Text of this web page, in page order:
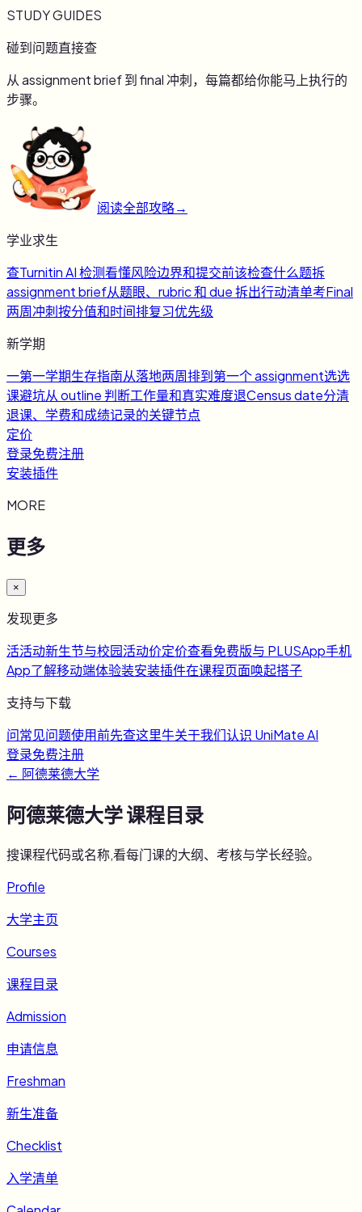
STUDY GUIDES
碰到问题直接查
从 assignment brief 到 final 冲刺，每篇都给你能马上执行的
步骤。
阅读全部攻略→
学业求生
查Turnitin AI 检测看懂风险边界和提交前该检查什么题拆
assignment brief从题眼、rubric 和 due 拆出行动清单考Final
两周冲刺按分值和时间排复习优先级
新学期
一第一学期生存指南从落地两周排到第一个 assignment选选
课避坑从 outline 判断工作量和真实难度退Census date分清
退课、学费和成绩记录的关键节点
定价
登录免费注册
安装插件
MORE
更多
×
发现更多
活活动新生节与校园活动价定价查看免费版与 PLUSApp手机
App了解移动端体验装安装插件在课程页面唤起搭子
支持与下载
问常见问题使用前先查这里牛关于我们认识 UniMate AI
登录免费注册
← 阿德莱德大学
阿德莱德大学课程目录
搜课程代码或名称,看每门课的大纲、考核与学长经验。
Profile
大学主页
Courses
课程目录
Admission
申请信息
Freshman
新生准备
Checklist
入学清单